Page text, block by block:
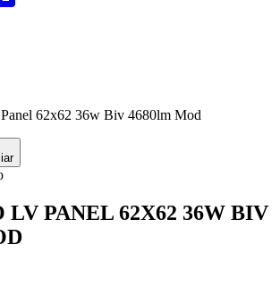
62x62 36w Biv 4680lm Mod
PANEL 62X62 36W BIV